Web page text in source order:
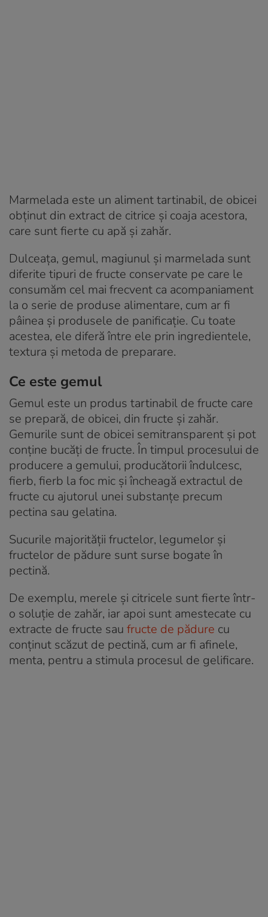
Marmelada este un aliment tartinabil, de obicei
obținut din extract de citrice și coaja acestora,
care sunt fierte cu apă și zahăr.
Dulceața, gemul, magiunul și marmelada sunt
diferite tipuri de fructe conservate pe care le
consumăm cel mai frecvent ca acompaniament
la o serie de produse alimentare, cum ar fi
pâinea și produsele de panificație. Cu toate
acestea, ele diferă între ele prin ingredientele,
textura și metoda de preparare.
Ce este gemul
Gemul este un produs tartinabil de fructe care
se prepară, de obicei, din fructe și zahăr.
Gemurile sunt de obicei semitransparent și pot
conține bucăți de fructe. În timpul procesului de
producere a gemului, producătorii îndulcesc,
fierb, fierb la foc mic și încheagă extractul de
fructe cu ajutorul unei substanțe precum
pectina sau gelatina.
Sucurile majorității fructelor, legumelor și
fructelor de pădure sunt surse bogate în
pectină.
De exemplu, merele și citricele sunt fierte într-
o soluție de zahăr, iar apoi sunt amestecate cu
extracte de fructe sau fructe de pădure cu
conținut scăzut de pectină, cum ar fi afinele,
menta, pentru a stimula procesul de gelificare.